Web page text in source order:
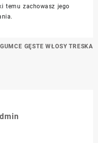
temu zachowasz jego
GĘSTE WŁOSY TRESKA